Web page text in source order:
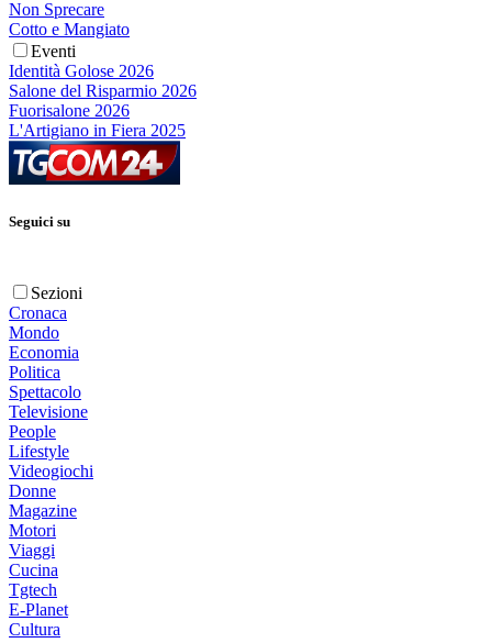
Non Sprecare
Cotto e Mangiato
Eventi
Identità Golose 2026
Salone del Risparmio 2026
Fuorisalone 2026
L'Artigiano in Fiera 2025
Seguici su
Sezioni
Cronaca
Mondo
Economia
Politica
Spettacolo
Televisione
People
Lifestyle
Videogiochi
Donne
Magazine
Motori
Viaggi
Cucina
Tgtech
E-Planet
Cultura